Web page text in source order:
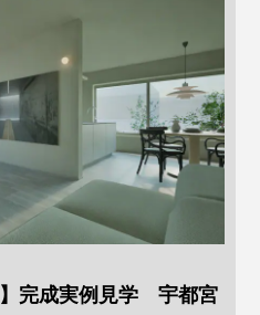
】完成実例見学 宇都宮